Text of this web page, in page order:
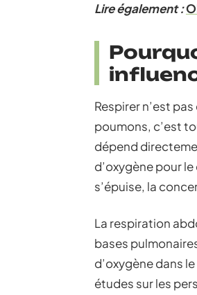
Lire également :
Respirer n’est
poumons, c’est
dépend
d’oxygène pour
s’épuise, la
La respiration
bases
d’oxygène dans
études sur les